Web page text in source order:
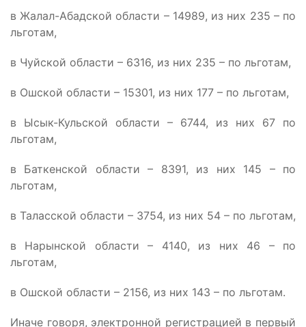
в Жалал-Абадской области – 14989, из них 235 – по
льготам,
в Чуйской области – 6316, из них 235 – по льготам,
в Ошской области – 15301, из них 177 – по льготам,
в Ысык-Кульской области – 6744, из них 67 по
льготам,
в Баткенской области – 8391, из них 145 – по
льготам,
в Таласской области – 3754, из них 54 – по льготам,
в Нарынской области – 4140, из них 46 – по
льготам,
в Ошской области – 2156, из них 143 – по льготам.
Иначе говоря, электронной регистрацией в первый